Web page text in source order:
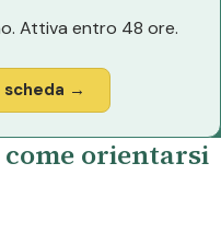
Attiva entro 48 ore.
scheda →
orientarsi